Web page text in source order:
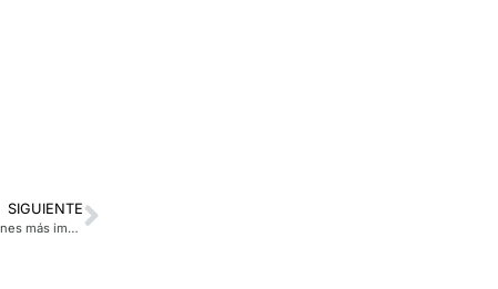
SIGUIENTE
Cuando el dinero llega de golpe: lo que nadie te enseña sobre las decisiones más importantes de tu vida (Parte 2 de 2)